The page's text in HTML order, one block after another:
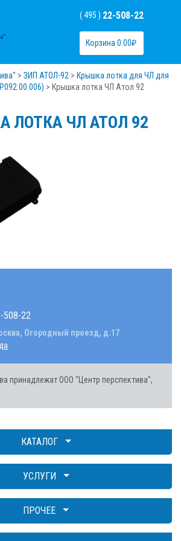
( 495 ) 22-508-22
Корзина 0.00₽
КАТАЛОГ
УСЛУГИ
ПРОЧЕЕ
> ЗИП АТОЛ-92 > Крышка лотка для ЧЛ для
> Крышка лотка ЧЛ Атол 92
ЛОТКА ЧЛ АТОЛ 92
508-22
Огородный проезд, д.17
принадлежат ООО "Центр перспектива",